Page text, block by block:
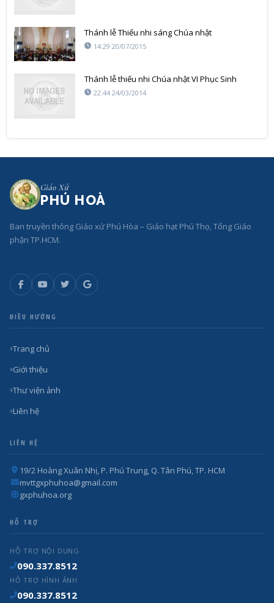
Thánh lễ Thiếu nhi sáng Chúa nhật
14:29 20/07/2015
Thánh lễ thiếu nhi Chúa nhật VI Phục Sinh
22:44 24/03/2014
Giáo Xứ
PHÚ HOÀ
Ban truyền thông Giáo xứ Phú Hòa – Giáo hạt Phú Thọ, Tổng Giáo
phận TP.HCM.
ĐIỀU HƯỚNG
Trang chủ
Giới thiệu
Thư viện ảnh
Liên hệ
LIÊN HỆ
19/2 Hoàng Xuân Nhị, P. Phú Trung, Q. Tân Phú, TP. HCM
mvttgxphuhoa@gmail.com
gxphuhoa.org
HỖ TRỢ
HỖ TRỢ NỘI DUNG
090.337.8512
HỖ TRỢ HÌNH ẢNH
090.337.8512